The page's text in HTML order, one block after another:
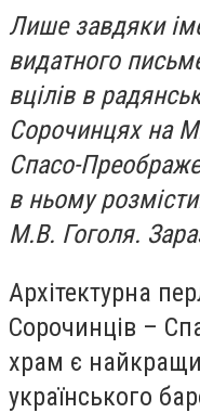
Лише завдяки
видатного
вцілів в
Сорочинцях на
Спасо-
в ньому
М.В. Гоголя.
Архітектурна
Сорочинців –
храм є
українського